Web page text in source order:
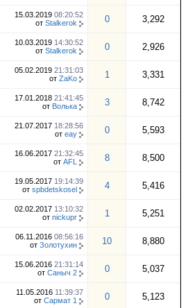
15.03.2019 08:20:52
от Stalkerok 0 3,292
10.03.2019 14:30:52
от Stalkerok 0 2,926
05.02.2019 21:31:03
от ZaKo 1 3,331
17.01.2018 21:41:45
от Волька 3 8,742
21.07.2017 18:28:56
от eay 0 5,593
16.06.2017 21:32:45
от AFL 8 8,500
19.05.2017 19:14:39
от spbdetskosel 4 5,416
02.02.2017 13:10:32
от nickupr 1 5,251
06.11.2016 08:56:16
от Золотухин 10 8,880
15.06.2016 21:31:14
от Саныч 2 0 5,037
11.05.2016 11:39:37
от Сармат 1 0 5,123